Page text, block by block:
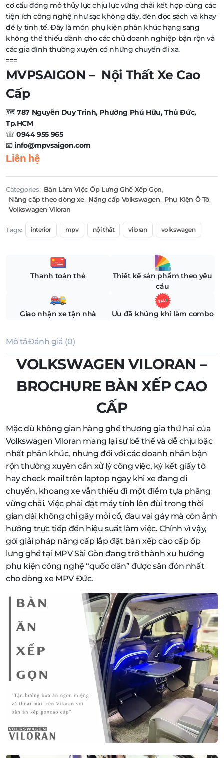
cơ cấu đóng mở thủy lực chịu lực vững chãi kết hợp cùng các
tiện ích công nghệ như sạc không dây, đèn đọc sách và khay
để ly tinh tế. Đây là món phụ kiện phân khúc hạng sang
không thể thiếu dành cho các chủ doanh nghiệp bận rộn và
các gia đình thường xuyên có những chuyến đi xa.
===
MVPSAIGON – Nội Thất Xe Cao
Cấp
🗺️787 Nguyễn Duy Trinh, Phường Phú Hữu, Thủ Đức,
Tp.HCM
☏0944 955 965
📧info@mpvsaigon.com
Liên hệ
Categories: Bàn Làm Việc Ốp Lưng Ghế Xếp Gọn,
Nâng cấp theo dòng xe, Nâng cấp Volkswagen, Phụ Kiện Ô Tô,
Volkswagen Viloran
Tags: interior mpv nội thất viloran volkswagen
Thanh toán thẻ
Thiết kế sản phẩm theo yêu
cầu
Giao nhận xe tận nhà Ưu đã khủng khi làm combo
Mô tảĐánh giá (0)
VOLKSWAGEN VILORAN –
BROCHURE BÀN XẾP CAO
CẤP
Mặc dù không gian hàng ghế thương gia thứ hai của
Volkswagen Viloran mang lại sự bề thế và dễ chịu bậc
nhất phân khúc, nhưng đối với các doanh nhân bận
rộn thường xuyên cần xử lý công việc, ký kết giấy tờ
hay check mail trên laptop ngay khi xe đang di
chuyển, khoang xe vẫn thiếu đi một điểm tựa phẳng
vững chãi. Việc phải đặt máy tính lên đùi trong thời
gian dài không chỉ gây mỏi cổ, đau vai gáy mà còn ảnh
hưởng trực tiếp đến hiệu suất làm việc. Chính vì vậy,
gói giải pháp nâng cấp lắp đặt bàn xếp cao cấp ốp
lưng ghế tại MPV Sài Gòn đang trở thành xu hướng
phụ kiện công nghệ “quốc dân” được săn đón nhất
cho dòng xe MPV Đức.